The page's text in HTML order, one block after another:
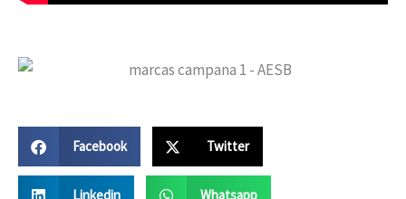
Facebook Twitter
Linkedin Whatsapp